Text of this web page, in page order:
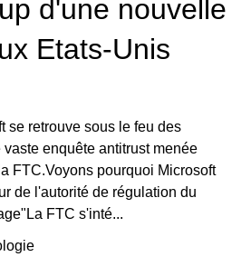
d'une nouvelle
Etats-Unis
se retrouve sous le feu des
enquête antitrust menée
FTC.Voyons pourquoi Microsoft
de l'autorité de régulation du
FTC s'inté...